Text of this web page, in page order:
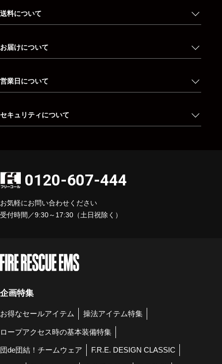
送料について
お届けについて
営業日について
セキュリティについて
0120-607-444
お気軽にお問い合わせください
受付時間／9:30～17:30（土日祝除く）
企画特集
お得なセールアイテム 操法アイテム特集
ロープアクセス時の基本装備特集
団de団結！チームウェア F.R.E. DESIGN CLASSIC